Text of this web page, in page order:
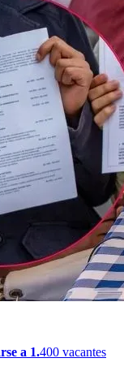
a 1.400 vacantes